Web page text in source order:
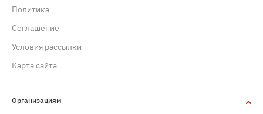
Политика
Cоглашение
Условия рассылки
Карта сайта
Организациям